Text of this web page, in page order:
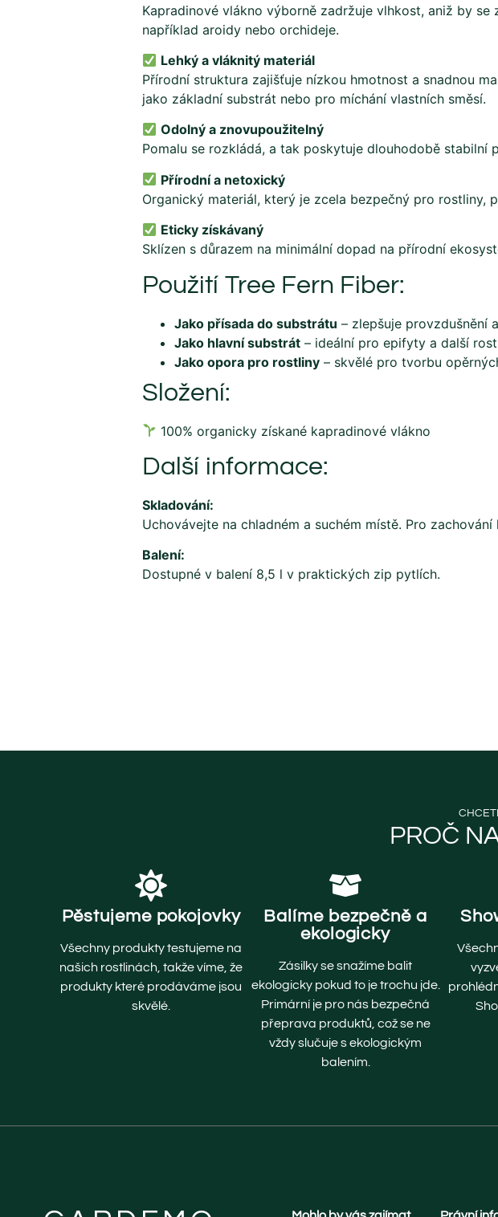
Kapradinové vlákno výborně zadržuje vlhkost, aniž by
například aroidy nebo orchideje.
Lehký a vláknitý materiál
Přírodní struktura zajišťuje nízkou hmotnost a snadnou
jako základní substrát nebo pro míchání vlastních směsí.
Odolný a znovupoužitelný
Pomalu se rozkládá, a tak poskytuje dlouhodobě
Přírodní a netoxický
Organický materiál, který je zcela bezpečný pro
Eticky získávaný
Sklízen s důrazem na minimální dopad na přírodní
Použití Tree Fern Fiber:
Jako přísada do substrátu – zlepšuje provzdušnění
Jako hlavní substrát – ideální pro epifyty a další
Jako opora pro rostliny – skvělé pro tvorbu
Složení:
100% organicky získané kapradinové vlákno
Další informace:
Skladování:
Uchovávejte na chladném a suchém místě. Pro
Balení:
Dostupné v balení 8,5 l v praktických zip pytlích.
PROČ
Pěstujeme pokojovky
Všechny produkty testujeme na
našich rostlinách, takže víme, že
produkty které prodáváme jsou
skvělé.
Balíme bezpečně a
ekologicky
Zásilky se snažíme balit
ekologicky pokud to je trochu jde.
Primární je pro nás bezpečná
přeprava produktů, což se ne
vždy slučuje s ekologickým
balením.